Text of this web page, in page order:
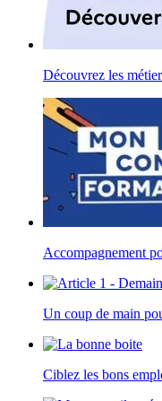
Découvrez les
Accompagnement
Un coup de main
Ciblez les bons